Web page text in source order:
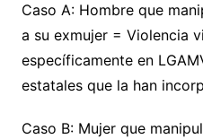
Caso A: Hombre que
a su exmujer = Violencia
específicamente en
estatales que la han
Caso B: Mujer que